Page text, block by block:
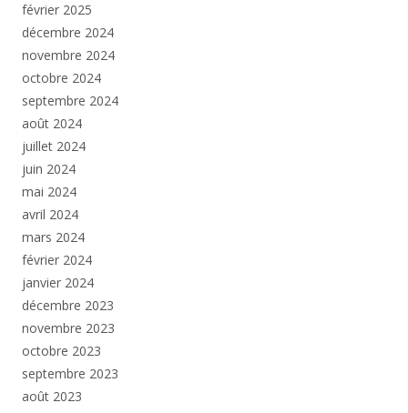
février 2025
décembre 2024
novembre 2024
octobre 2024
septembre 2024
août 2024
juillet 2024
juin 2024
mai 2024
avril 2024
mars 2024
février 2024
janvier 2024
décembre 2023
novembre 2023
octobre 2023
septembre 2023
août 2023